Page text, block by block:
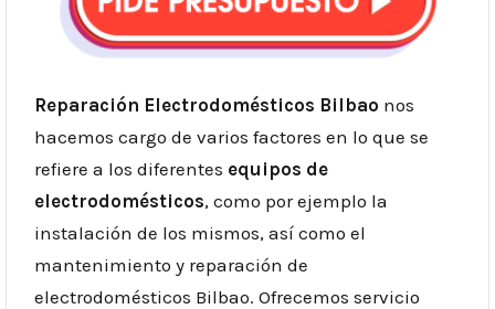
Reparación Electrodomésticos Bilbao nos
hacemos cargo de varios factores en lo que se
refiere a los diferentes equipos de
electrodomésticos, como por ejemplo la
instalación de los mismos, así como el
mantenimiento y reparación de
electrodomésticos Bilbao. Ofrecemos servicio